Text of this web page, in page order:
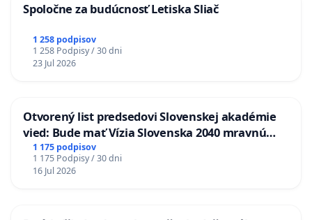
Spoločne za budúcnosť Letiska Sliač
1 258 podpisov
1 258 Podpisy / 30 dni
23 Jul 2026
Otvorený list predsedovi Slovenskej akadémie
vied: Bude mať Vízia Slovenska 2040 mravnú
chrbticu?
1 175 podpisov
1 175 Podpisy / 30 dni
16 Jul 2026